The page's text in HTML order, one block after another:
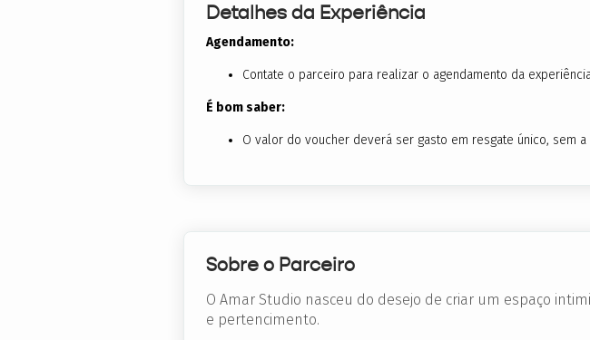
Detalhes da Experiência
Agendamento:
Contate o parceiro para realizar o agendamento da
É bom saber:
O valor do voucher deverá ser gasto em resgate único, sem
Sobre o Parceiro
O Amar Studio nasceu do desejo de criar um espaço
e pertencimento. ​